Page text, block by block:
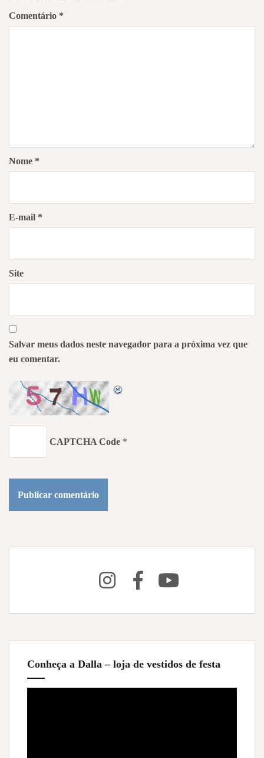
Comentário *
Nome *
E-mail *
Site
Salvar meus dados neste navegador para a próxima vez que
eu comentar.
CAPTCHA Code *
Conheça a Dalla – loja de vestidos de festa